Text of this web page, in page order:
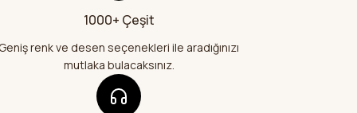
Gönder
şekilde geldi
1000+ Çeşit
renk ve desen seçenekleri ile aradığınızı
mutlaka bulacaksınız.